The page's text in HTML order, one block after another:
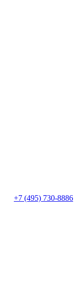
+7 (495) 730-8886